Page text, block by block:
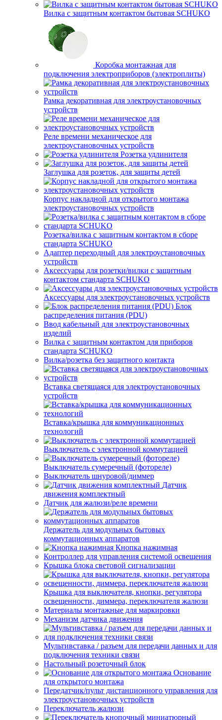
Вилка с защитным контактом бытовая SCHUKO
Коробка монтажная для
подключения электроприборов (электроплиты)
Рамка декоративная для электроустановочных
устройств
Реле времени механическое для
электроустановочных устройств
Розетка удлинителя
Заглушка для розеток, для защиты детей
Корпус накладной для открытого монтажа
электроустановочных устройств
Розетка/вилка с защитным контактом в сборе
стандарта SCHUKO
Адаптер переходный для электроустановочных
устройств
Аксессуары для розетки/вилки с защитным
контактом стандарта SCHUKO
Аксессуары для электроустановочных устройств
Блок
распределения питания (PDU)
Ввод кабельный для электроустановочных
изделий
Вилка с защитным контактом для приборов
стандарта SCHUKO
Вилка/розетка без защитного контакта
Вставка светящаяся для электроустановочных
устройств
Вставка/крышка для коммуникационных
технологий
Выключатель с электронной коммутацией
Выключатель сумеречный (фотореле)
Выключатель шнуровой/диммер
Датчик
движения комплектный
Датчик для жалюзи/реле времени
Держатель для модульных бытовых
коммутационных аппаратов
Кнопка нажимная
Контроллер для управления системой освещения
Крышка блока световой сигнализации
Крышка для выключателя, кнопки, регулятора
освещенности, диммера, переключателя жалюзи
Материалы монтажные для маркировки
Механизм датчика движения
Мультивставка / разъем для передачи данных и для
подключения техники связи
Настольный розеточный блок
Основание
для открытого монтажа
Передатчик/пульт дистанционного управления для
электроустановочных устройств
Переключатель жалюзи